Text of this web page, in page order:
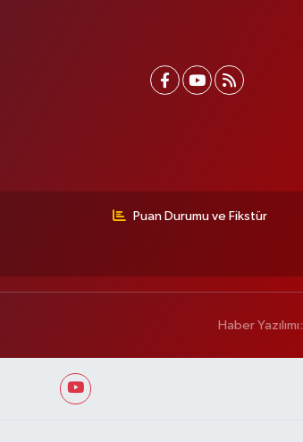
Puan Durumu ve Fikstür
Haber Yazılımı: